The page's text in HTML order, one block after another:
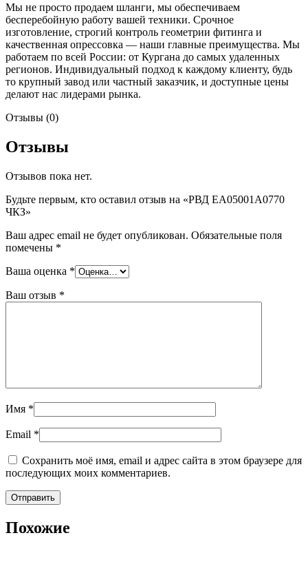
Мы не просто продаем шланги, мы обеспечиваем
бесперебойную работу вашей техники. Срочное
изготовление, строгий контроль геометрии фитинга и
качественная опрессовка — наши главные преимущества. Мы
работаем по всей России: от Кургана до самых удаленных
регионов. Индивидуальный подход к каждому клиенту, будь
то крупный завод или частный заказчик, и доступные цены
делают нас лидерами рынка.
Отзывы (0)
Отзывы
Отзывов пока нет.
Будьте первым, кто оставил отзыв на «РВД EA05001A0770
ЧКЗ»
Ваш адрес email не будет опубликован. Обязательные поля
помечены *
Ваша оценка *
Ваш отзыв *
Имя *
Email *
Сохранить моё имя, email и адрес сайта в этом браузере для
последующих моих комментариев.
Похожие